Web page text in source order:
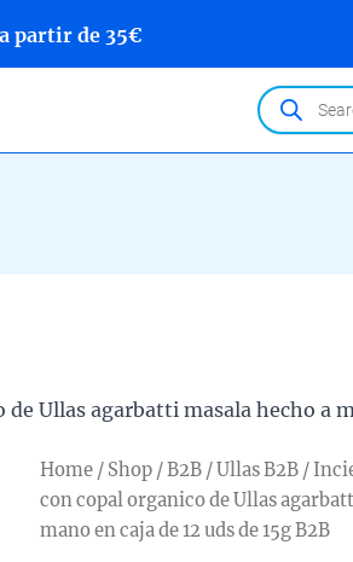
partir de 35€
Products
search
Ullas agarbatti masala hecho a
Home / Shop /B2B / Ullas B2B /
con copal organico de Ullas
mano en caja de 12 uds de 15g B2B